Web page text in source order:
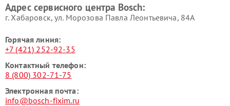
Адрес сервисного центра Bosch:
г. Хабаровск, ул. Морозова Павла Леонтьевича, 84А
Горячая линия:
+7 (421) 252-92-35
Контактный телефон:
8 (800) 302-71-75
Электронная почта:
info@bosch-fixim.ru